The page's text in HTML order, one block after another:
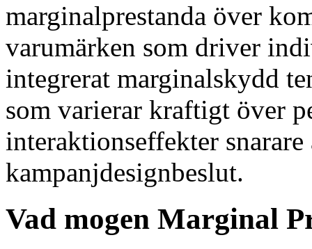
marginalprestanda över
varumärken som driver
integrerat marginalskydd
som varierar kraftigt över
interaktionseffekter
kampanjdesignbeslut.
Vad mogen Marginal